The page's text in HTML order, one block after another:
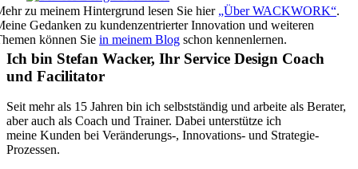
zu meinem Hintergrund lesen Sie hier „Über WACKWORK“.
Gedanken zu kundenzentrierter Innovation und weiteren
können Sie in meinem Blog schon kennenlernen.
Ich bin Stefan Wacker, Ihr Service Design Coach
und Facilitator
Seit mehr als 15 Jahren bin ich selbstständig und arbeite als Berater,
aber auch als Coach und Trainer. Dabei unterstütze ich
meine Kunden bei Veränderungs-, Innovations- und Strategie-
Prozessen.